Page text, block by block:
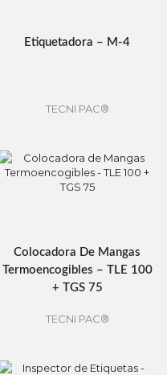
Etiquetadora – M-4
TECNI PAC®
Colocadora De Mangas
Termoencogibles – TLE 100
+ TGS 75
TECNI PAC®